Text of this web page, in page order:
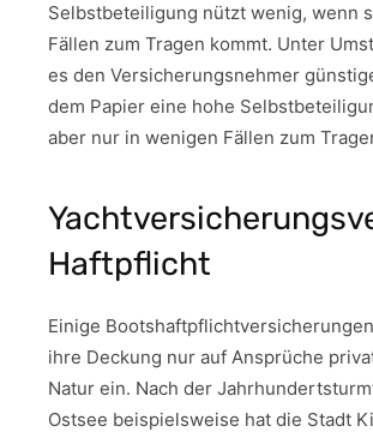
Selbstbeteiligung nützt wenig, wenn
Fällen zum Tragen kommt. Unter
es den Versicherungsnehmer
dem Papier eine hohe
aber nur in wenigen Fällen zum
Haftpflicht
Einige
ihre Deckung nur auf Ansprüche
Natur ein. Nach der
Ostsee beispielsweise hat die Stadt